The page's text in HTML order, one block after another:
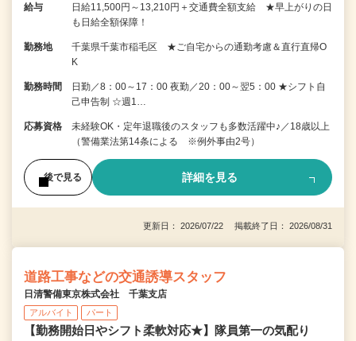
給与
日給11,500円～13,210円＋交通費全額支給 ★早上がりの日
も日給全額保障！
勤務地
千葉県千葉市稲毛区 ★ご自宅からの通勤考慮＆直行直帰O
K
勤務時間
日勤／8：00～17：00 夜勤／20：00～翌5：00 ★シフト自
己申告制 ☆週1…
応募資格
未経験OK・定年退職後のスタッフも多数活躍中♪／18歳以上
（警備業法第14条による ※例外事由2号）
後で見る 詳細を見る
更新日： 2026/07/22 掲載終了日： 2026/08/31
道路工事などの交通誘導スタッフ
日清警備東京株式会社 千葉支店
アルバイト パート
【勤務開始日やシフト柔軟対応★】隊員第一の気配り